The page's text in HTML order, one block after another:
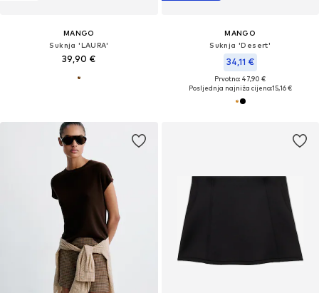
MANGO
Suknja 'LAURA'
39,90 €
MANGO
Suknja 'Desert'
34,11 €
Prvotno: 47,90 €
Posljednja najniža cijena:15,16 €